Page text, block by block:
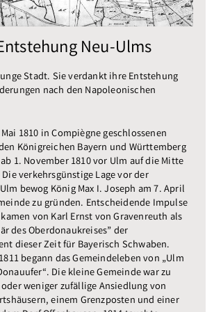
Neu-Ulms
Stadt. Sie verdankt ihre Entstehung
nach den Napoleonischen
1810 in Compiègne geschlossenen
Königreichen Bayern und Württemberg
1. November 1810 vor Ulm auf die Mitte
verkehrsgünstige Lage vor der
bewog König Max I. Joseph am 7. April
zu gründen. Entscheidende Impulse
von Karl Ernst von Gravenreuth als
des Oberdonaukreises” der
dieser Zeit für Bayerisch Schwaben.
begann das Gemeindeleben von „Ulm
Die kleine Gemeinde war zu
weniger zufällige Ansiedlung von
einem Grenzposten und einer